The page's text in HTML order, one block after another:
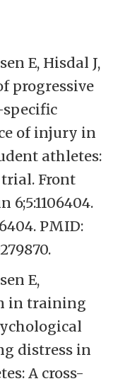
E, Hisdal J,
progressive
of injury in
athletes:
Front
6;5:1106404.
PMID:
E,
in training
distress in
A cross-